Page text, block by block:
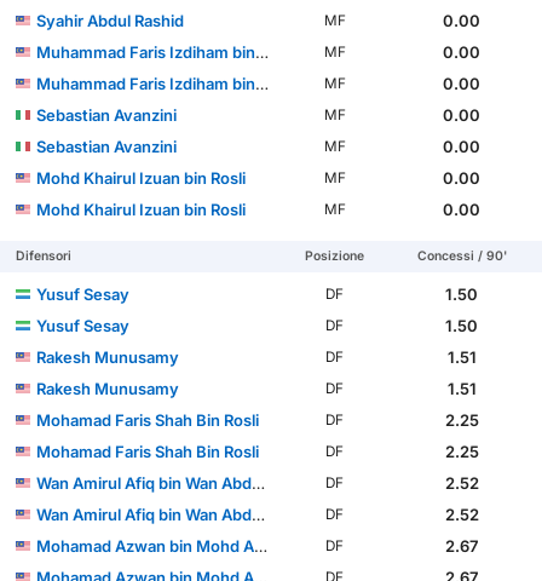
Syahir Abdul Rashid
MF
0.00
Muhammad Faris Izdiham bin Awang Kechik
MF
0.00
Muhammad Faris Izdiham bin Awang Kechik
MF
0.00
Sebastian Avanzini
MF
0.00
Sebastian Avanzini
MF
0.00
Mohd Khairul Izuan bin Rosli
MF
0.00
Mohd Khairul Izuan bin Rosli
MF 0.00
Difensori Posizione Concessi / 90'
Yusuf Sesay DF
1.50
Yusuf Sesay
DF
1.50
Rakesh Munusamy
DF
1.51
Rakesh Munusamy
DF
1.51
Mohamad Faris Shah Bin Rosli
DF
2.25
Mohamad Faris Shah Bin Rosli
DF
2.25
Wan Amirul Afiq bin Wan Abdul Rahman
DF
2.52
Wan Amirul Afiq bin Wan Abdul Rahman
DF
2.52
Mohamad Azwan bin Mohd Aripin
DF
2.67
DF